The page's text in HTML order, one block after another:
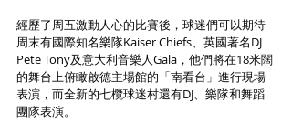
經歷了周五激動人心的比賽後，球迷們可以期待
周末有國際知名樂隊Kaiser Chiefs、英國著名DJ
Pete Tony及意大利音樂人Gala，他們將在18米闊
的舞台上俯瞰啟德主場館的「南看台」進行現場
表演，而全新的七欖球迷村還有DJ、樂隊和舞蹈
團隊表演。